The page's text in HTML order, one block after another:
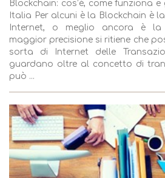
Blockchain: cos’è, come funziona
Italia Per alcuni è la Blockchain è
Internet, o meglio ancora è la
maggior precisione si ritiene che
sorta di Internet delle
guardano oltre al concetto di
può ...